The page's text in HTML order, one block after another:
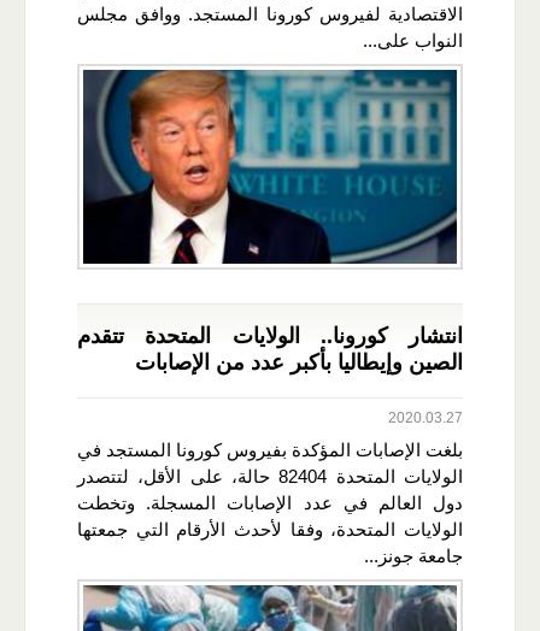
الاقتصادية لفيروس كورونا المستجد. ووافق مجلس
النواب على...
انتشار كورونا.. الولايات المتحدة تتقدم
الصين وإيطاليا بأكبر عدد من الإصابات
2020.03.27
بلغت الإصابات المؤكدة بفيروس كورونا المستجد في
الولايات المتحدة 82404 حالة، على الأقل، لتتصدر
دول العالم في عدد الإصابات المسجلة. وتخطت
الولايات المتحدة، وفقا لأحدث الأرقام التي جمعتها
جامعة جونز...